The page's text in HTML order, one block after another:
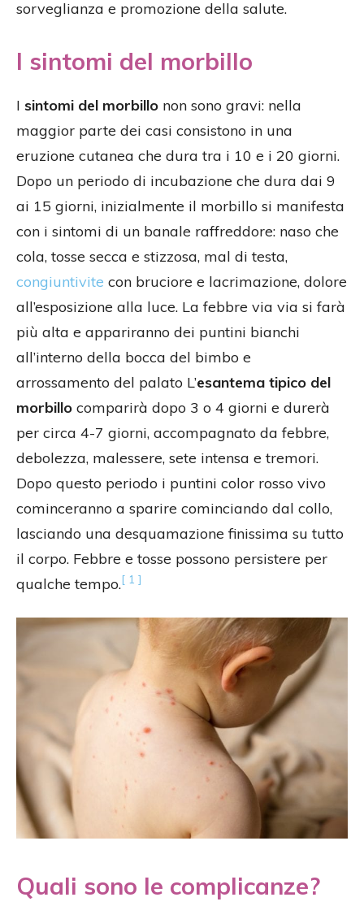
sorveglianza e promozione della salute.
I sintomi del morbillo
I sintomi del morbillo non sono gravi: nella
maggior parte dei casi consistono in una
eruzione cutanea che dura tra i 10 e i 20 giorni.
Dopo un periodo di incubazione che dura dai 9
ai 15 giorni, inizialmente il morbillo si manifesta
con i sintomi di un banale raffreddore: naso che
cola, tosse secca e stizzosa, mal di testa,
congiuntivite con bruciore e lacrimazione, dolore
all’esposizione alla luce. La febbre via via si farà
più alta e appariranno dei puntini bianchi
all’interno della bocca del bimbo e
arrossamento del palato L’esantema tipico del
morbillo comparirà dopo 3 o 4 giorni e durerà
per circa 4-7 giorni, accompagnato da febbre,
debolezza, malessere, sete intensa e tremori.
Dopo questo periodo i puntini color rosso vivo
cominceranno a sparire cominciando dal collo,
lasciando una desquamazione finissima su tutto
il corpo. Febbre e tosse possono persistere per
qualche tempo.[ 1 ]
Quali sono le complicanze?